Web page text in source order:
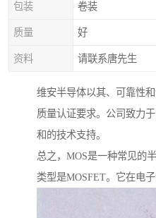
包装 卷装
质量 好
资料 请联系唐先生
维安半导体以其、可靠性
质量认证要求。公司致力
和的技术支持。
总之，MOS是一种常见的
类型是MOSFET。它在电